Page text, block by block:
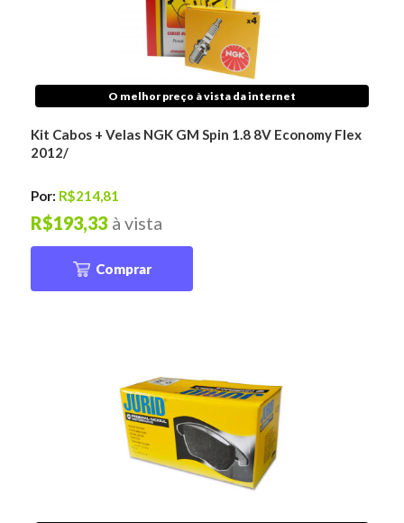
O melhor preço à vista da internet
Kit Cabos + Velas NGK GM Spin 1.8 8V Economy Flex
2012/
Por: R$214,81
à vista
R$193,33
Comprar